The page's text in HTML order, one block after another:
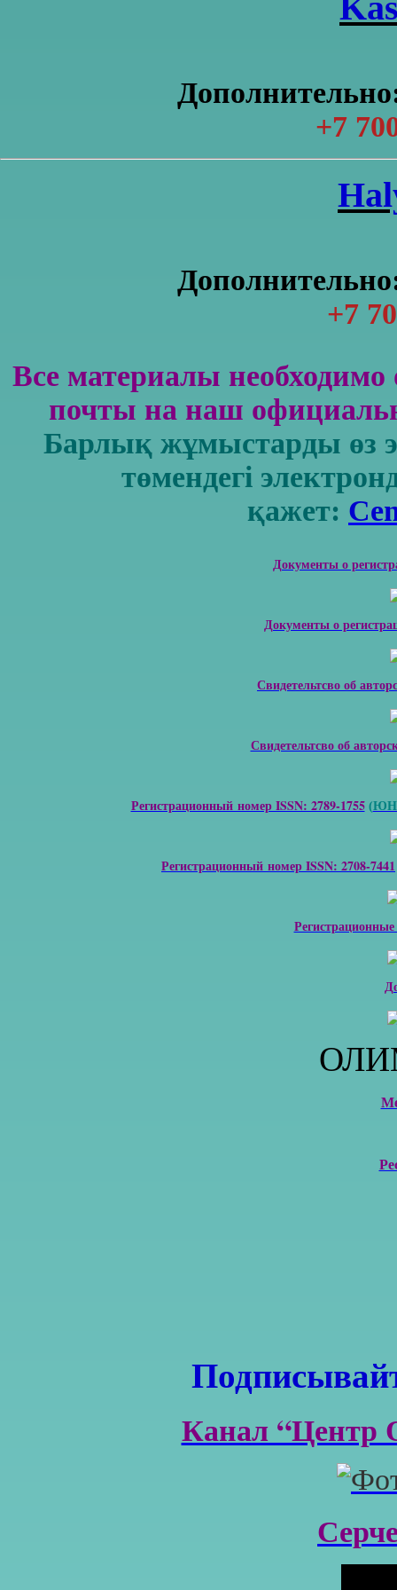
+7
+7
Все материалы необходимо
почты на наш
Барлық жұмыстарды өз
төмендегі
қажет:
Документы о
Документы о
Свидетельтсво об
Свидетельтсво об
Регистрационный номер ISSN: 2789-1755 (
Регистрационный номер ISSN: 2708-7441
Канал “Центр